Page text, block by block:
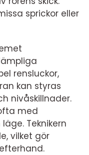
sprickor eller
rensluckor,
kan styras
nivåskillnader.
med
Teknikern
vilket gör